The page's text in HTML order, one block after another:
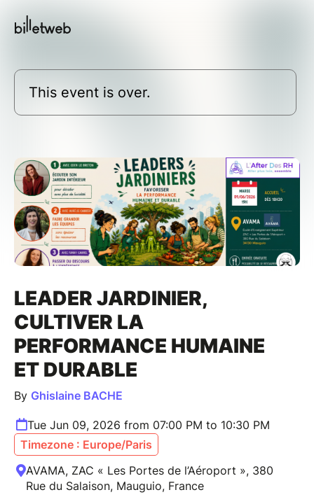
This event is over.
LEADER JARDINIER,
CULTIVER LA
PERFORMANCE HUMAINE
ET DURABLE
By Ghislaine BACHE
Tue Jun 09, 2026 from 07:00 PM to 10:30 PM
Timezone : Europe/Paris
AVAMA, ZAC « Les Portes de l’Aéroport », 380
Rue du Salaison, Mauguio, France